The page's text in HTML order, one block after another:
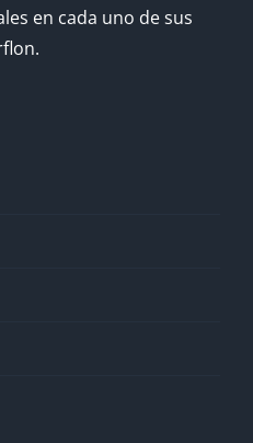
en cada uno de sus